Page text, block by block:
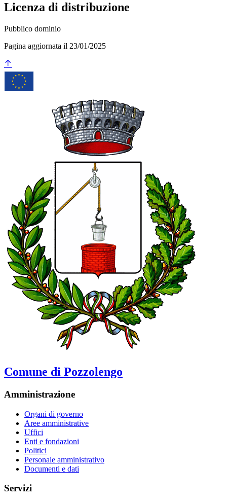
Licenza di distribuzione
Pubblico dominio
Pagina aggiornata il 23/01/2025
Comune di Pozzolengo
Amministrazione
Organi di governo
Aree amministrative
Uffici
Enti e fondazioni
Politici
Personale amministrativo
Documenti e dati
Servizi